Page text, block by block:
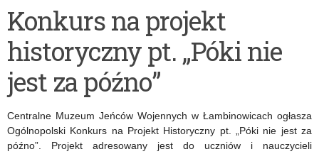
Konkurs na projekt
historyczny pt. „Póki nie
jest za późno”
Centralne Muzeum Jeńców Wojennych w Łambinowicach ogłasza
Ogólnopolski Konkurs na Projekt Historyczny pt. „Póki nie jest za
późno”. Projekt adresowany jest do uczniów i nauczycieli
Dzień
Świadomości
Autyzmu
–
Niebieskie
Igrzyska
Mazurski
Turniej
Bezpieczeństwa
w
Ruchu
Drogowym,